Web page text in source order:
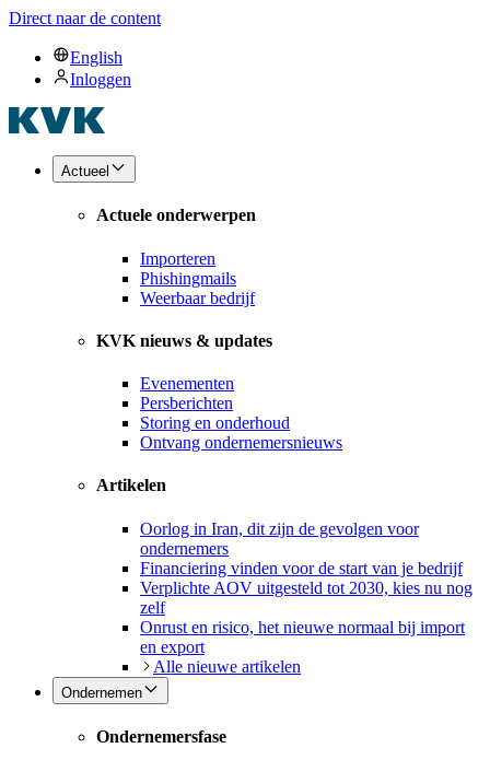
Direct naar de content
English
Inloggen
Actueel
Actuele onderwerpen
Importeren
Phishingmails
Weerbaar bedrijf
KVK nieuws & updates
Evenementen
Persberichten
Storing en onderhoud
Ontvang ondernemersnieuws
Artikelen
Oorlog in Iran, dit zijn de gevolgen voor
ondernemers
Financiering vinden voor de start van je bedrijf
Verplichte AOV uitgesteld tot 2030, kies nu nog
zelf
Onrust en risico, het nieuwe normaal bij import
en export
Alle nieuwe artikelen
Ondernemen
Ondernemersfase